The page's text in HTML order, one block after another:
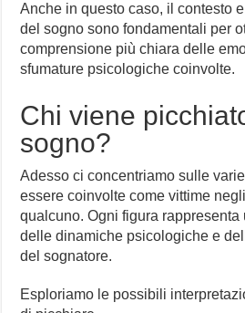
Anche in questo caso, il contesto
del sogno sono fondamentali per
comprensione più chiara delle
sfumature psicologiche coinvolte.
Chi viene
sogno?
Adesso ci concentriamo sulle
essere coinvolte come vittime
qualcuno. Ogni figura rappresenta
delle dinamiche psicologiche e
del sognatore.
Esploriamo le possibili